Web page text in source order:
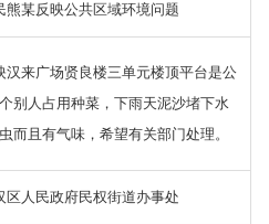
熊某反映公共区域环境问题
汉来广场贤良楼三单元楼顶平台是公
别人占用种菜，下雨天泥沙堵下水
而且有气味，希望有关部门处理。
区人民政府民权街道办事处